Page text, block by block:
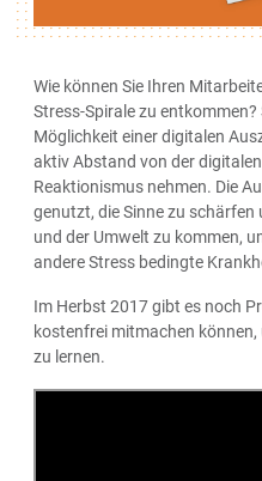
Wie können Sie Ihren
Stress-Spirale zu
Möglichkeit einer digitalen
aktiv Abstand von der
Reaktionismus nehmen. Die
genutzt, die Sinne zu
und der Umwelt zu kommen,
andere Stress bedingte
Im Herbst 2017 gibt es noch
kostenfrei mitmachen
zu lernen.